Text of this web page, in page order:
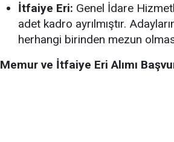
İtfaiye Eri: Genel İdare
adet kadro ayrılmıştır.
herhangi birinden mezun
Memur ve İtfaiye Eri Alımı